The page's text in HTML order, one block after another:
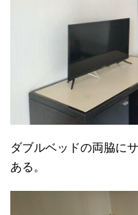
ダブルベッドの両脇に
ある。